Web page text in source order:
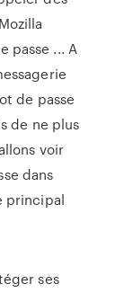
passe ... A
de passe
de ne plus
voir
dans
principal
ses